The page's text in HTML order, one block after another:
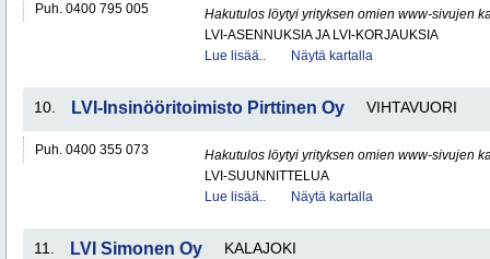
Puh. 0400 795 005
Hakutulos löytyi yrityksen omien www-sivujen
LVI-ASENNUKSIA JA LVI-KORJAUKSIA
Lue lisää..
Näytä kartalla
10. LVI-Insinööritoimisto Pirttinen Oy VIHTAVUORI
Puh. 0400 355 073
Hakutulos löytyi yrityksen omien www-sivujen
LVI-SUUNNITTELUA
Lue lisää..
Näytä kartalla
11. LVI Simonen Oy KALAJOKI